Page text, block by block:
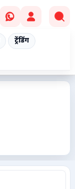
ट्रेंडिंग